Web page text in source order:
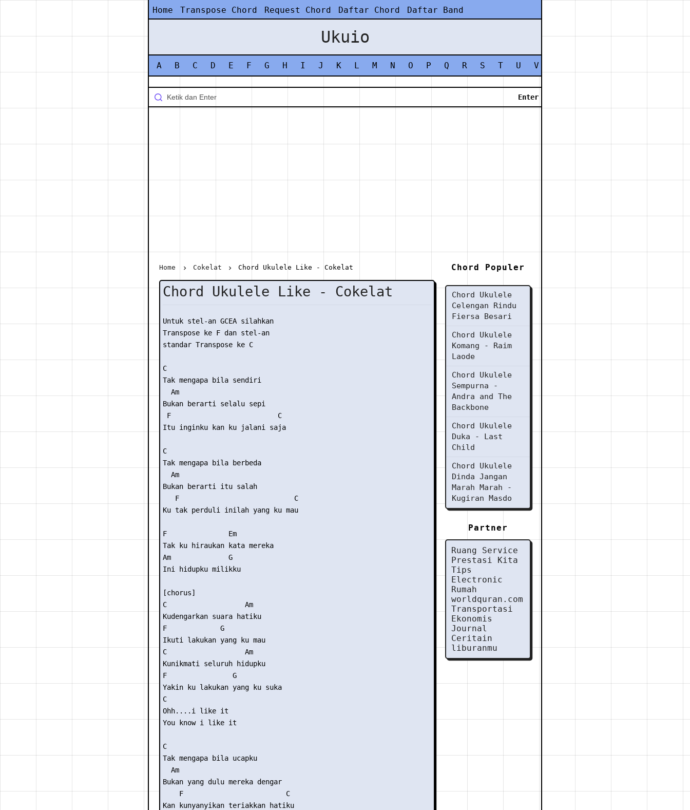
Home Transpose Chord Request Chord Daftar Chord Daftar Band
Ukuio
A B C D E F G H I J K L M N O P Q R S T U V
Home Cokelat Chord Ukulele Like - Cokelat
Chord Ukulele Like - Cokelat
Untuk stel-an GCEA silahkan
Transpose ke F dan stel-an
standar Transpose ke C
C
Tak mengapa bila sendiri
  Am
Bukan berarti selalu sepi
F                          C
Itu inginku kan ku jalani saja
C
Tak mengapa bila berbeda
  Am
Bukan berarti itu salah
   F                            C
Ku tak perduli inilah yang ku mau
F               Em
Tak ku hiraukan kata mereka
Am              G
Ini hidupku milikku
[chorus]
C                   Am
Kudengarkan suara hatiku
F             G
Ikuti lakukan yang ku mau
C                   Am
Kunikmati seluruh hidupku
F                G
Yakin ku lakukan yang ku suka
C
Ohh....i like it
You know i like it
C
Tak mengapa bila ucapku
  Am
Bukan yang dulu mereka dengar
    F                         C
Kan kunyanyikan teriakkan hatiku
Chord Populer
Chord Ukulele
Celengan Rindu
Fiersa Besari
Chord Ukulele
Komang - Raim
Laode
Chord Ukulele
Sempurna -
Andra and The
Backbone
Chord Ukulele
Duka - Last
Child
Chord Ukulele
Dinda Jangan
Marah Marah -
Kugiran Masdo
Partner
Ruang Service
Prestasi Kita
Tips
Electronic
Rumah
worldquran.com
Transportasi
Ekonomis
Journal
Ceritain
liburanmu